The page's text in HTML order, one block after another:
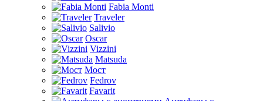
Fabia Monti
Traveler
Salivio
Oscar
Vizzini
Matsuda
Мост
Fedrov
Favarit